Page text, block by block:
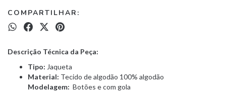
COMPARTILHAR:
Descrição Técnica da Peça:
Tipo: Jaqueta
Material: Tecido de algodão 100% algodão
Modelagem: Botões e com gola